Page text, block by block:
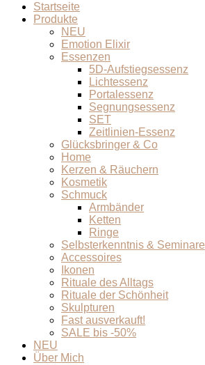
Startseite
Produkte
NEU
Emotion Elixir
Essenzen
5D-Aufstiegsessenz
Lichtessenz
Portalessenz
Segnungsessenz
SET
Zeitlinien-Essenz
Glücksbringer & Co
Home
Kerzen & Räuchern
Kosmetik
Schmuck
Armbänder
Ketten
Ringe
Selbsterkenntnis & Seminare
Accessoires
Ikonen
Rituale des Alltags
Rituale der Schönheit
Skulpturen
Fast ausverkauft!
SALE bis -50%
NEU
Über Mich